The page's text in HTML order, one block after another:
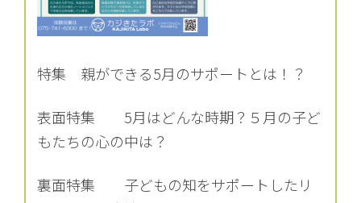
特集 親ができる5月のサポートとは！？
表面特集 5月はどんな時期？５月の子ど
もたちの心の中は？
裏面特集 子どもの知をサポートしたリ